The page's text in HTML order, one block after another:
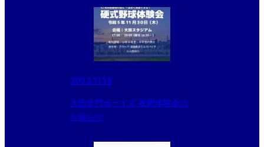
2023.11.13
大田水門ボーイズ 夜間体験会の
お知らせ